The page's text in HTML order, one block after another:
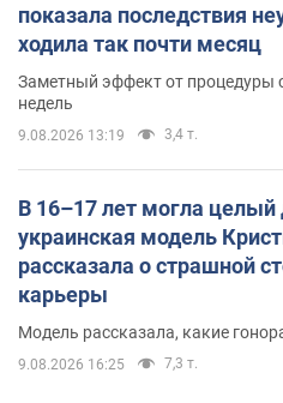
показала последствия
ходила так почти месяц
Заметный эффект от процедуры
недель
9.08.2026 13:19 3,4 т.
В 16–17 лет могла целый
украинская модель
рассказала о страшной
карьеры
Модель рассказала, какие
9.08.2026 16:25 7,3 т.